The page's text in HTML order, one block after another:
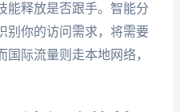
能释放是否跟手。智能分
别你的访问需求，将需要
际流量则走本地网络，